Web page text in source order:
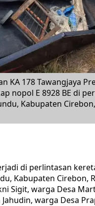
KA 178 Tawangjaya
nopol E 8928 BE di
Kabupaten
di perlintasan
Kabupaten Cirebon,
Sigit, warga Desa
warga Desa